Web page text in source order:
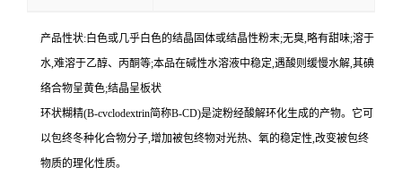
产品性状:白色或几乎白色的结晶固体或结晶性粉末;无臭,略有甜味;溶于
水,难溶于乙醇、丙酮等;本品在碱性水溶液中稳定,遇酸则缓慢水解,其碘
络合物呈黄色;结晶呈板状
环状糊精(B-cvclodextrin简称B-CD)是淀粉经酸解环化生成的产物。它可
以包终冬种化合物分子,增加被包终物对光热、氧的稳定性,改变被包终
物质的理化性质。